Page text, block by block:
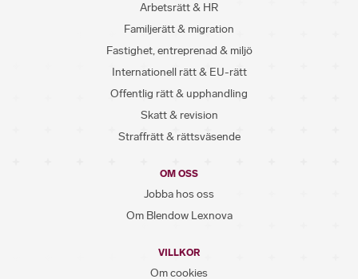
Arbetsrätt & HR
Familjerätt & migration
Fastighet, entreprenad & miljö
Internationell rätt & EU-rätt
Offentlig rätt & upphandling
Skatt & revision
Straffrätt & rättsväsende
OM OSS
Jobba hos oss
Om Blendow Lexnova
VILLKOR
Om cookies